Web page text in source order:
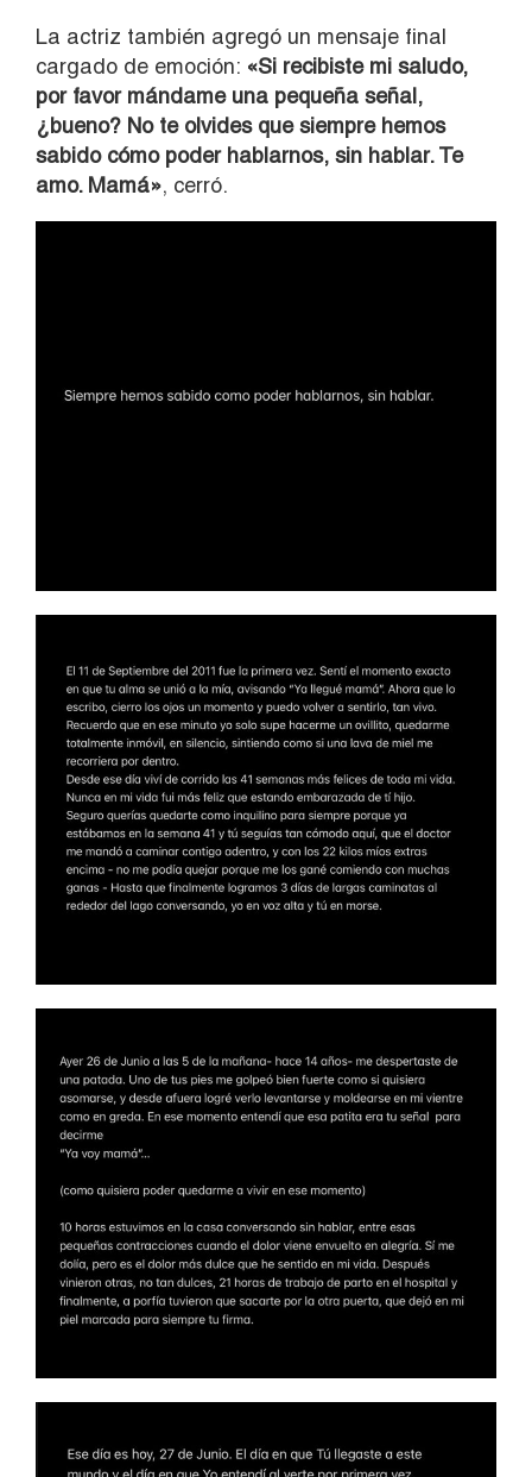
La actriz también agregó un mensaje final
cargado de emoción: «Si recibiste mi saludo,
por favor mándame una pequeña señal,
¿bueno? No te olvides que siempre hemos
sabido cómo poder hablarnos, sin hablar. Te
amo. Mamá», cerró.